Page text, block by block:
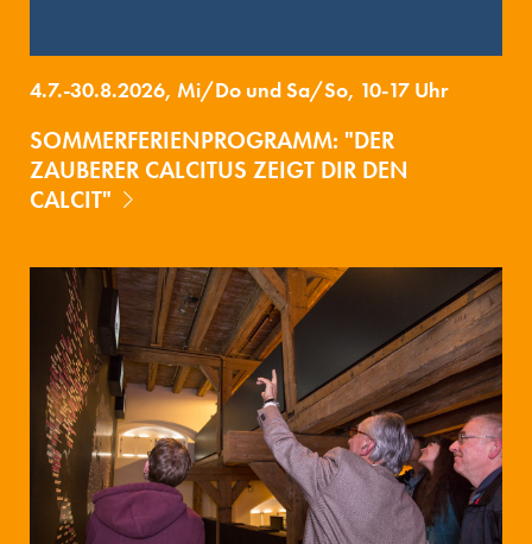
4.7.-30.8.2026, Mi/Do und Sa/So, 10-17 Uhr
SOMMERFERIENPROGRAMM: "DER
ZAUBERER CALCITUS ZEIGT DIR DEN
CALCIT"